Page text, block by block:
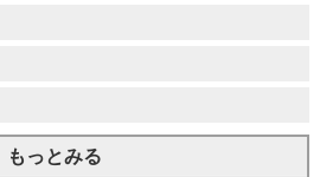
もっとみる